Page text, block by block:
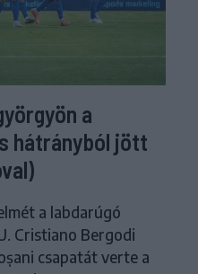
a
hátrányból jött
a labdarúgó
Cristiano Bergodi
csapatát verte a